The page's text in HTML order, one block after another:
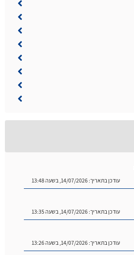
עודכן בתאריך:14/07/2026, בשעה 13:48
עודכן בתאריך:14/07/2026, בשעה 13:35
עודכן בתאריך:14/07/2026, בשעה 13:26